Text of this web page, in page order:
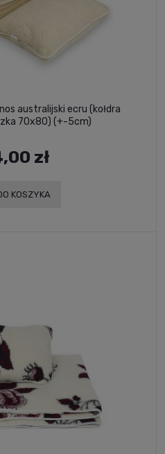
australijski ecru (kołdra
70x80) (+-5cm)
zł
KOSZYKA